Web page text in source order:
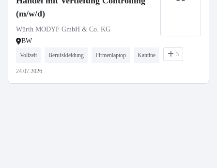
(m/w/d)
Würth MODYF GmbH & Co. KG
BW
Vollzeit Berufskleidung Firmenlaptop Kantine 3
24.07.2026